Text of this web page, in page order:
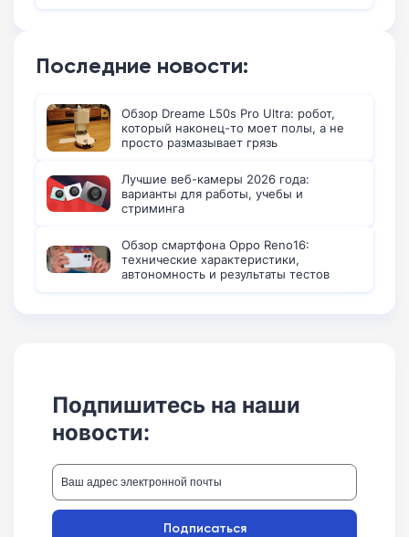
Последние новости:
Обзор Dreame L50s Pro Ultra: робот,
который наконец-то моет полы, а не
просто размазывает грязь
Лучшие веб-камеры 2026 года:
варианты для работы, учебы и
стриминга
Обзор смартфона Oppo Reno16:
технические характеристики,
автономность и результаты тестов
Подпишитесь на наши
новости:
Подписаться